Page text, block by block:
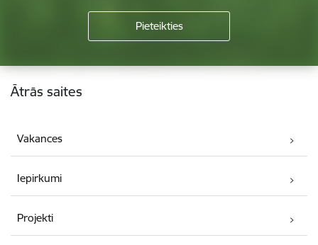
Kājene
Ātrās saites
Vakances
Iepirkumi
Projekti